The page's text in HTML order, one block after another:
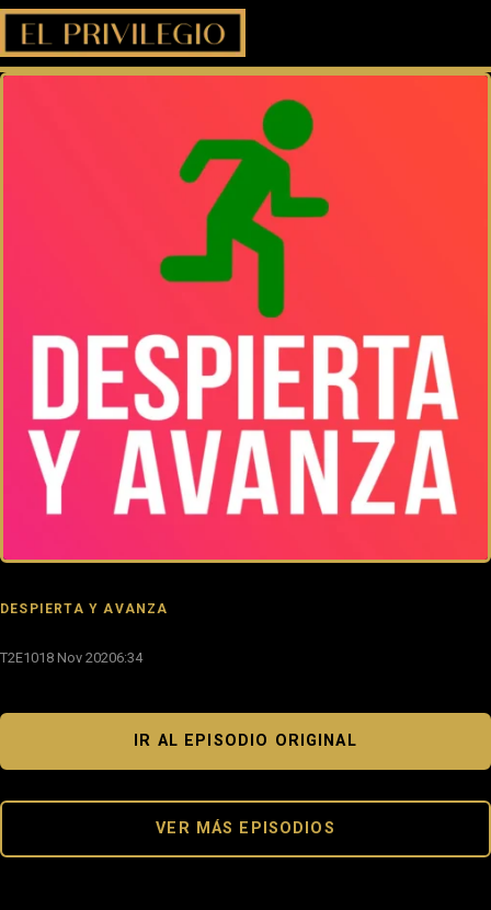
DESPIERTA Y AVANZA
T2E1018 Nov 20206:34
IR AL EPISODIO ORIGINAL
VER MÁS EPISODIOS